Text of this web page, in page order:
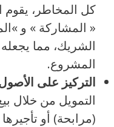
كل المخاطر،
« المشاركة » و
الشريك، مما
المشروع.
التركيز على
التمويل من خلال
(مرابحة) أو